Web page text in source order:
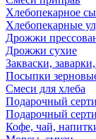
Хлебопекарное
Хлебопекарные
Дрожжи
Дрожжи сухие
Закваски,
Посыпки
Смеси для хлеба
Подарочный
Подарочный
Кофе, чай,